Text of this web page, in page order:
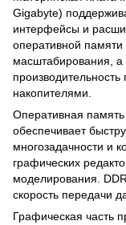
Gigabyte)
интерфейсы и
оперативной памяти
масштабирования,
накопителями.
Оперативная
обеспечивает
многозадачности и
графических
моделирования.
скорость передачи
Графическая часть